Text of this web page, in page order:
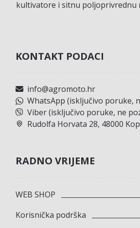
kultivatore i sitnu poljoprivrednu
KONTAKT PODACI
info@agromoto.hr
WhatsApp (isključivo poruke,
Viber (isključivo poruke, ne
Rudolfa Horvata 28, 48000
RADNO VRIJEME
WEB SHOP
Korisnička podrška